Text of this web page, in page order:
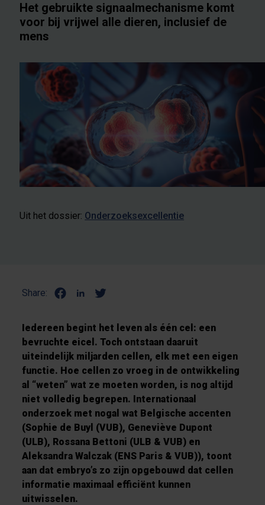
Het gebruikte signaalmechanisme komt
voor bij vrijwel alle dieren, inclusief de
mens
Uit het dossier: Onderzoeksexcellentie
Share:
Iedereen begint het leven als één cel: een
bevruchte eicel. Toch ontstaan daaruit
uiteindelijk miljarden cellen, elk met een eigen
functie. Hoe cellen zo vroeg in de ontwikkeling
al “weten” wat ze moeten worden, is nog altijd
niet volledig begrepen. Internationaal
onderzoek met nogal wat Belgische accenten
(Sophie de Buyl (VUB), Geneviève Dupont
(ULB), Rossana Bettoni (ULB & VUB) en
Aleksandra Walczak (ENS Paris & VUB)), toont
aan dat embryo’s zo zijn opgebouwd dat cellen
informatie maximaal efficiënt kunnen
uitwisselen.